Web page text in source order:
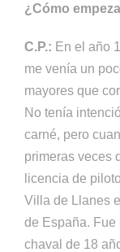
¿Cómo
C.P.: En el año
me venía un
mayores que
No tenía
carné, pero
primeras veces
licencia de
Villa de Llanes
de España. Fue
chaval de 18